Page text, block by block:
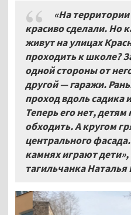
«На
красиво сделали. Но
живут на улицах
проходить к школе?
однойстороны от
другой — гаражи.
проход вдоль садика
Теперь его нет,
обходить. А кругом
центрального фасада.
камнях играют дети
тагильчанка